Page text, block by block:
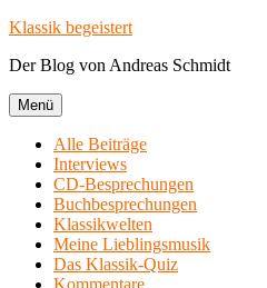
Zum
springen
Klassik begeistert
Der Blog von Andreas Schmidt
Menü
Alle Beiträge
Interviews
CD-Besprechungen
Buchbesprechungen
Klassikwelten
Meine Lieblingsmusik
Das Klassik-Quiz
Kommentare